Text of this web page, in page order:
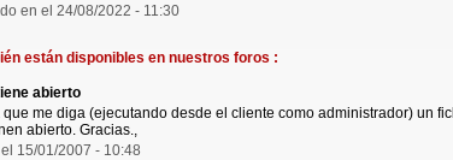
en el 24/08/2022 - 11:30
están disponibles en nuestros foros :
abierto
me diga (ejecutando desde el cliente como administrador) un
abierto. Gracias.,
15/01/2007 - 10:48